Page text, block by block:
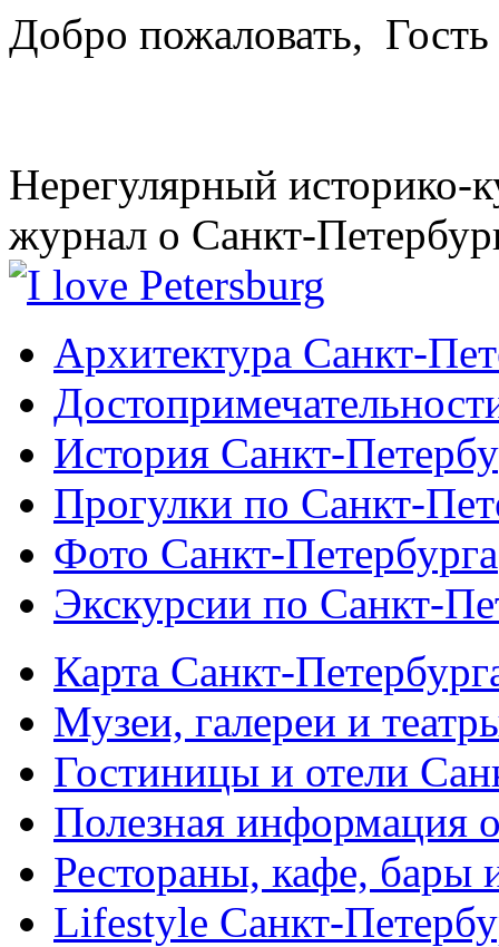
Добро пожаловать, Гость
Нерегулярный историко-
журнал о Санкт-
Архитектура Санкт-
История Санкт-
Прогулки по Санкт-
Фото Санкт-Петербурга
Экскурсии по Санкт-
Карта Санкт-
Музеи, галереи и
Гостиницы и отели
Полезная информация
Рестораны, кафе, бары
Lifestyle Санкт-